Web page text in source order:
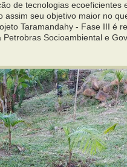
de tecnologias ecoeficientes
seu objetivo maior no
Taramandahy - Fase III é
Socioambiental e